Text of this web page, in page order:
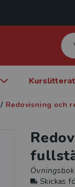
/ Redovisning och
Skickas